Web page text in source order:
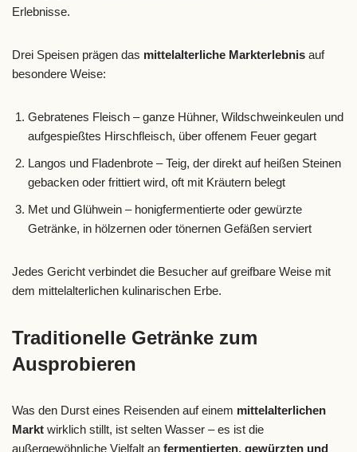
Erlebnisse.
Drei Speisen prägen das mittelalterliche Markterlebnis auf
besondere Weise:
Gebratenes Fleisch – ganze Hühner, Wildschweinkeulen und
aufgespießtes Hirschfleisch, über offenem Feuer gegart
Langos und Fladenbrote – Teig, der direkt auf heißen Steinen
gebacken oder frittiert wird, oft mit Kräutern belegt
Met und Glühwein – honigfermentierte oder gewürzte
Getränke, in hölzernen oder tönernen Gefäßen serviert
Jedes Gericht verbindet die Besucher auf greifbare Weise mit
dem mittelalterlichen kulinarischen Erbe.
Traditionelle Getränke zum
Ausprobieren
Was den Durst eines Reisenden auf einem mittelalterlichen
Markt wirklich stillt, ist selten Wasser – es ist die
außergewöhnliche Vielfalt an fermentierten, gewürzten und